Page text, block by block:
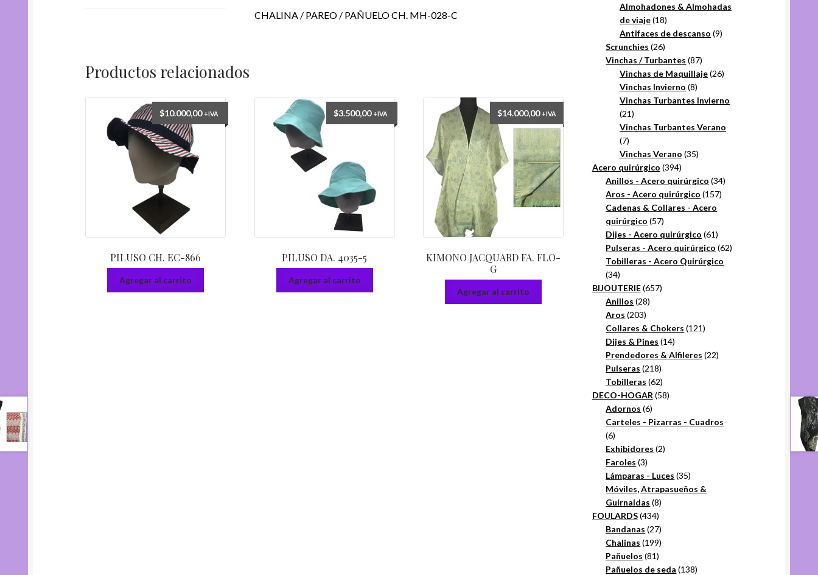
CHALINA / PAREO / PAÑUELO CH. MH-028-C
Productos relacionados
PILUSO CH. EC-866
$10.000,00 +IVA
Agregar al carrito
PILUSO DA. 4035-5
$3.500,00 +IVA
Agregar al carrito
KIMONO JACQUARD FA. FLO-
G
$14.000,00 +IVA
Agregar al carrito
productos
Almohadones & Almohadas
de viaje 1818
productos
Antifaces de descanso 99
Scrunchies 2626
productos
Vinchas / Turbantes 8787
productos
Vinchas de Maquillaje 2626
Vinchas Invierno 88
productos
Vinchas Turbantes Invierno
2121
productos
Vinchas Turbantes Verano
77
productos
Vinchas Verano 3535
Acero quirúrgico 394394
productos
Anillos - Acero quirúrgico 3434
Aros - Acero quirúrgico 157157
Cadenas & Collares - Acero
quirúrgico 5757
productos
Dijes - Acero quirúrgico 6161
productos
Pulseras - Acero quirúrgico 6262
Tobilleras - Acero Quirúrgico
3434
productos
BIJOUTERIE 657657
Anillos 2828
Aros 203203
productos
Collares & Chokers 121121
Dijes & Pines 1414
productos
Prendedores & Alfileres 2222
Pulseras 218218
productos
Tobilleras 6262
productos
DECO-HOGAR 5858
Adornos 66
productos
Carteles - Pizarras - Cuadros
66
productos
Exhibidores 22
Faroles 33
productos
Lámparas - Luces 3535
productos
Móviles, Atrapasueños &
Guirnaldas 88
FOULARDS 434434
productos
Bandanas 2727
productos
Chalinas 199199
Pañuelos 8181
productos
Pañuelos de seda 138138